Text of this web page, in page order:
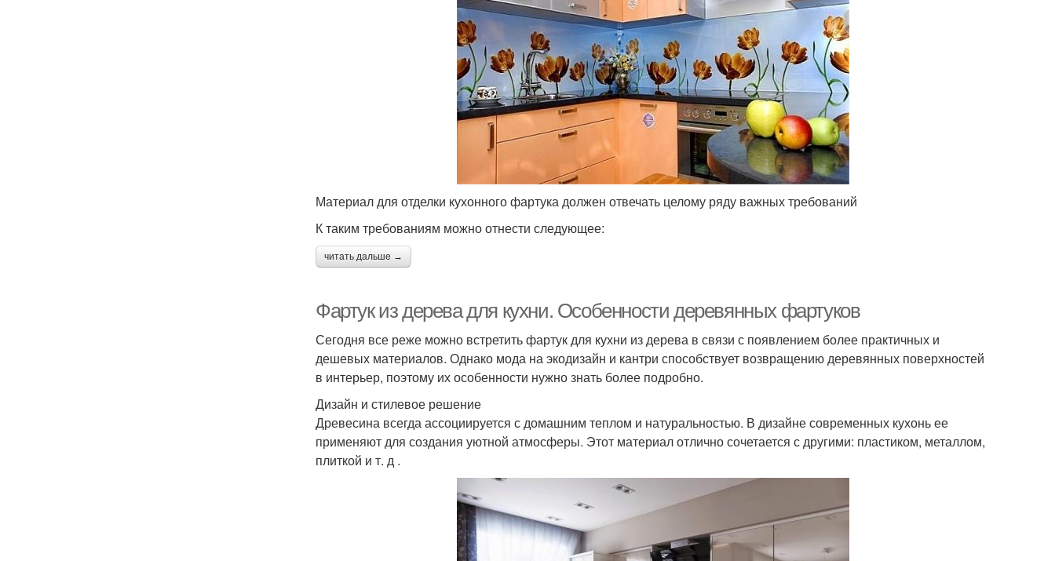
Материал для отделки кухонного фартука должен отвечать целому ряду важных требований
К таким требованиям можно отнести следующее:
читать дальше →
Фартук из дерева для кухни. Особенности деревянных фартуков
Сегодня все реже можно встретить фартук для кухни из дерева в связи с появлением более практичных и
дешевых материалов. Однако мода на экодизайн и кантри способствует возвращению деревянных поверхностей
в интерьер, поэтому их особенности нужно знать более подробно.
Дизайн и стилевое решение
Древесина всегда ассоциируется с домашним теплом и натуральностью. В дизайне современных кухонь ее
применяют для создания уютной атмосферы. Этот материал отлично сочетается с другими: пластиком, металлом,
плиткой и т. д .